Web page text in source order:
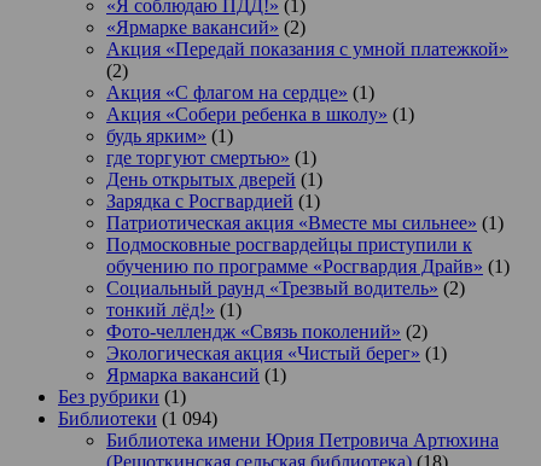
«Я соблюдаю ПДД!» (1)
«Ярмарке вакансий» (2)
Акция «Передай показания с умной платежкой»
(2)
Акция «С флагом на сердце» (1)
Акция «Собери ребенка в школу» (1)
будь ярким» (1)
где торгуют смертью» (1)
День открытых дверей (1)
Зарядка с Росгвардией (1)
Патриотическая акция «Вместе мы сильнее» (1)
Подмосковные росгвардейцы приступили к
обучению по программе «Росгвардия Драйв» (1)
Социальный раунд «Трезвый водитель» (2)
тонкий лёд!» (1)
Фото-челлендж «Связь поколений» (2)
Экологическая акция «Чистый берег» (1)
Ярмарка вакансий (1)
Без рубрики (1)
Библиотеки (1 094)
Библиотека имени Юрия Петровича Артюхина
(Решоткинская сельская библиотека) (18)